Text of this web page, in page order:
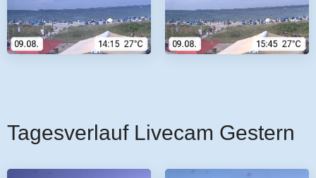
Tagesverlauf Livecam Gestern